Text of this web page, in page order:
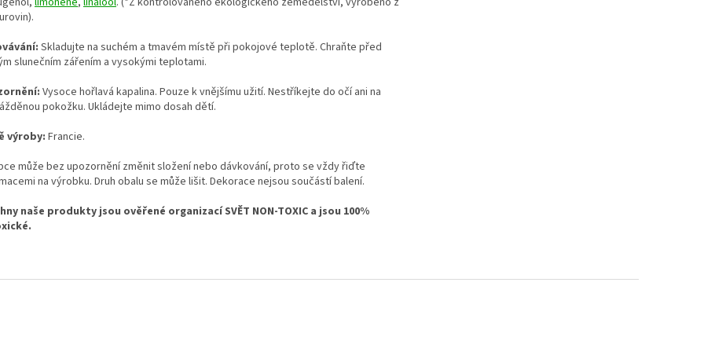
Skladujte na suchém a tmavém místě při pokojové teplotě. Chraňte před
slunečním zářením a vysokými teplotami.
Vysoce hořlavá kapalina. Pouze k vnějšímu užití. Nestříkejte do očí ani na
pokožku. Ukládejte mimo dosah dětí.
výroby:Francie.
může bez upozornění změnit složení nebo dávkování, proto se vždy řiďte
na výrobku. Druh obalu se může lišit. Dekorace nejsou součástí balení.
naše produkty jsou ověřené organizací SVĚT NON-TOXIC a jsou 100%